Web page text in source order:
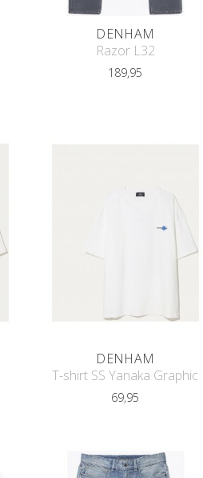
DENHAM
Razor L32
189,95
DENHAM
T-shirt SS Yanaka Graphic
69,95